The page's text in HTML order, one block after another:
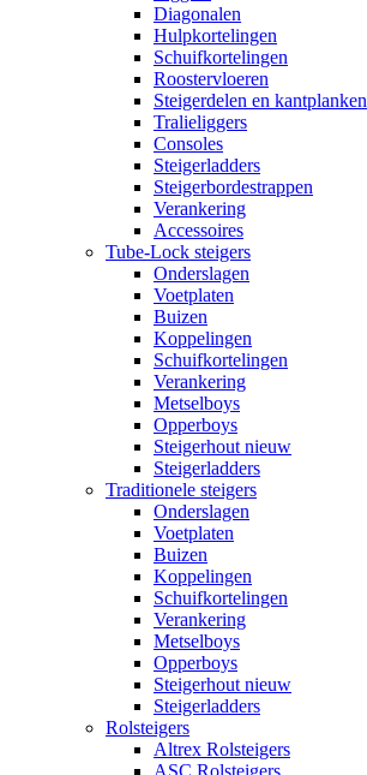
Diagonalen
Hulpkortelingen
Schuifkortelingen
Roostervloeren
Steigerdelen en kantplanken
Tralieliggers
Consoles
Steigerladders
Steigerbordestrappen
Verankering
Accessoires
Tube-Lock steigers
Onderslagen
Voetplaten
Buizen
Koppelingen
Schuifkortelingen
Verankering
Metselboys
Opperboys
Steigerhout nieuw
Steigerladders
Traditionele steigers
Onderslagen
Voetplaten
Buizen
Koppelingen
Schuifkortelingen
Verankering
Metselboys
Opperboys
Steigerhout nieuw
Steigerladders
Rolsteigers
Altrex Rolsteigers
ASC Rolsteigers